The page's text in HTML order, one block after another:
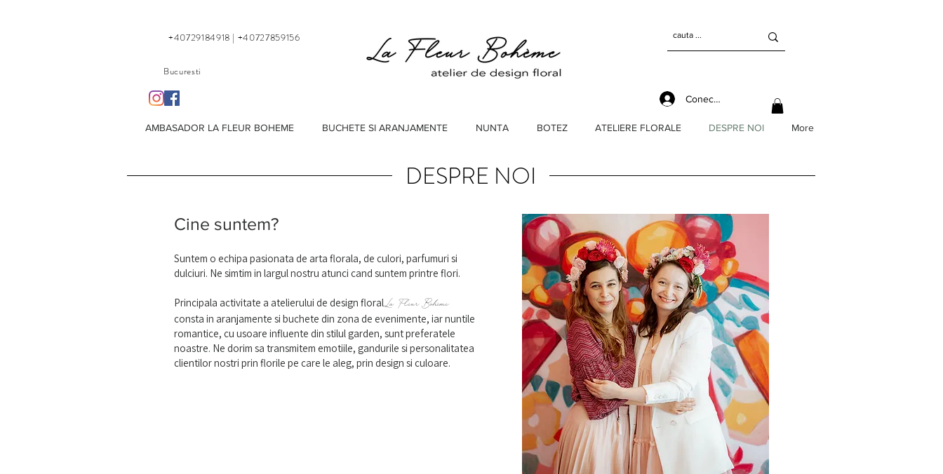
+40729184918 | +40727859156
Bucuresti
Conectează-te
AMBASADOR LA FLEUR BOHEME BUCHETE SI ARANJAMENTE NUNTA BOTEZ ATELIERE FLORALE DESPRE NOI More
DESPRE NOI
Cine suntem?
Suntem o echipa pasionata de arta florala, de culori, parfumuri si
dulciuri. Ne simtim in largul nostru atunci cand suntem printre flori.
Principala activitate a atelierului de design floralLa Fleur Bohème
consta in aranjamente si buchete din zona de evenimente, iar nuntile
romantice, cu usoare influente din stilul garden, sunt preferatele
noastre. Ne dorim sa transmitem emotiile, gandurile si personalitatea
clientilor nostri prin florile pe care le aleg, prin design si culoare.